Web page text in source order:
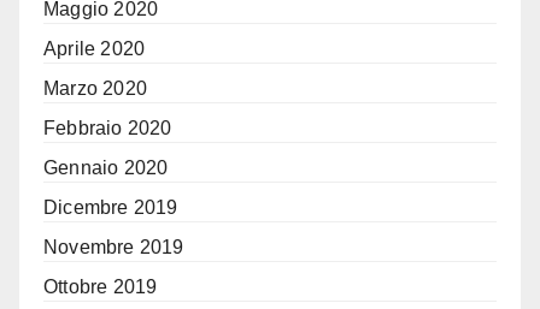
Maggio 2020
Aprile 2020
Marzo 2020
Febbraio 2020
Gennaio 2020
Dicembre 2019
Novembre 2019
Ottobre 2019